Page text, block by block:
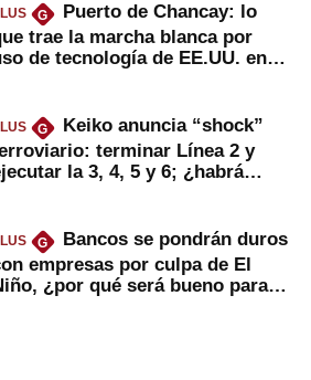
G
Puerto de Chancay: lo
trae la marcha blanca por
de tecnología de EE.UU. en
G
Keiko anuncia “shock”
terminar Línea 2 y
la 3, 4, 5 y 6; ¿habrá
G
Bancos se pondrán duros
empresas por culpa de El
¿por qué será bueno para